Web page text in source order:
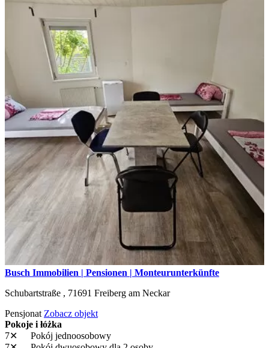
Busch Immobilien | Pensionen | Monteurunterkünfte
Schubartstraße , 71691 Freiberg am Neckar
Pensjonat Zobacz objekt
Pokoje i łóżka
7✕
Pokój jednoosobowy